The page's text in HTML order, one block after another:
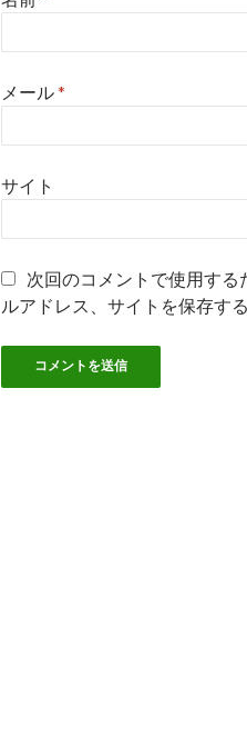
メール*
サイト
次回のコメントで使用す
ルアドレス、サイトを保存する